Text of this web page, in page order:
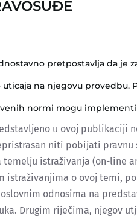
pretpostavlja da je
na njegovu provedbu.
normi mogu
u ovoj publikaciji
niti pobijati pravnu
temelju istraživanja (on-line
istraživanjima o ovoj temi,
odnosima na
Drugim riječima, njegov